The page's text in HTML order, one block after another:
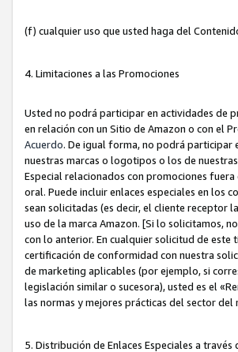
(f) cualquier uso que usted haga del
4. Limitaciones a las Promociones
Usted no podrá participar en actividades de
en relación con un Sitio de Amazon o con el
Acuerdo. De igual forma, no podrá participar
nuestras marcas o logotipos o los de
Especial relacionados con promociones
oral. Puede incluir enlaces especiales en los
sean solicitadas (es decir, el cliente receptor
uso de la marca Amazon. [Si lo solicitamos,
con lo anterior. En cualquier solicitud de
certificación de conformidad con nuestra
de marketing aplicables (por ejemplo, si
legislación similar o sucesora), usted es el
las normas y mejores prácticas del sector
5. Distribución de Enlaces Especiales a